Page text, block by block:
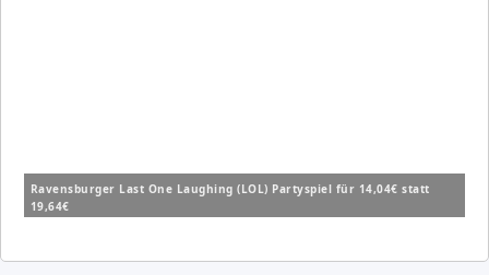
Ravensburger Last One Laughing (LOL) Partyspiel für 14,04€ statt
19,64€